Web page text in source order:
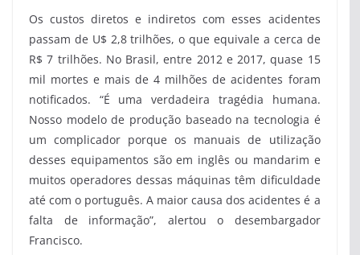
Os custos diretos e indiretos com esses acidentes
passam de U$ 2,8 trilhões, o que equivale a cerca de
R$ 7 trilhões. No Brasil, entre 2012 e 2017, quase 15
mil mortes e mais de 4 milhões de acidentes foram
notificados. “É uma verdadeira tragédia humana.
Nosso modelo de produção baseado na tecnologia é
um complicador porque os manuais de utilização
desses equipamentos são em inglês ou mandarim e
muitos operadores dessas máquinas têm dificuldade
até com o português. A maior causa dos acidentes é a
falta de informação”, alertou o desembargador
Francisco.